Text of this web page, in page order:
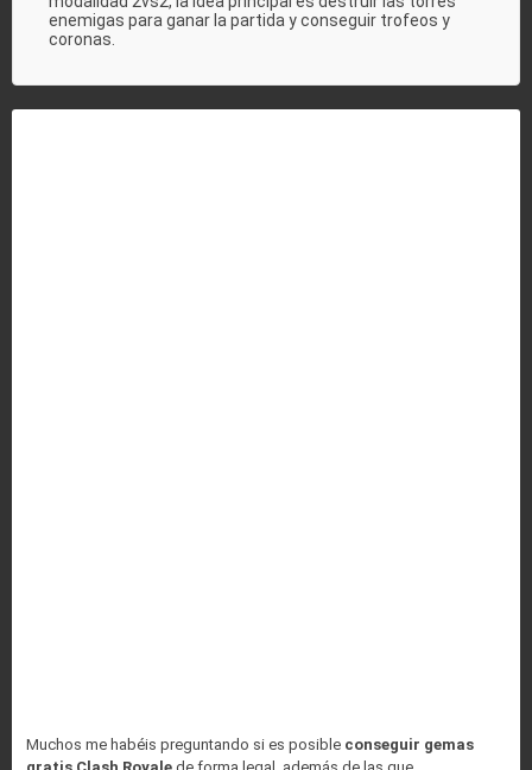
enemigas para ganar la partida y conseguir trofeos y
coronas.
Muchos me habéis preguntando si es posible conseguir gemas